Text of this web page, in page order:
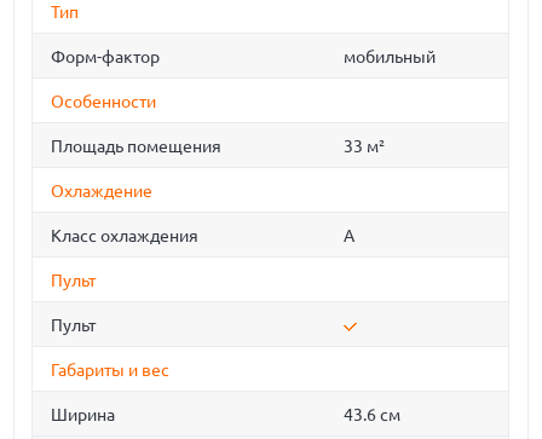
Тип
Форм-фактор мобильный
Особенности
Площадь помещения 33 м²
Охлаждение
Класс охлаждения A
Пульт
Пульт
Габариты и вес
Ширина 43.6 см